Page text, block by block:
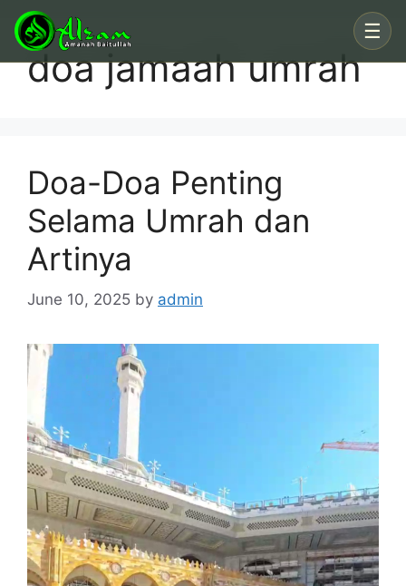
☰
Skip
contentdoa jamaah umrah
Doa-Doa Penting
Selama Umrah dan
Artinya
June 10, 2025 by admin